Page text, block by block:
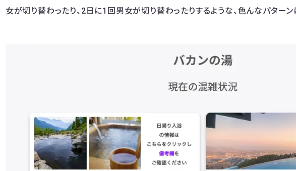
女が切り替わったり、2日に1回男女が切り替わったりするような、色んなパターン